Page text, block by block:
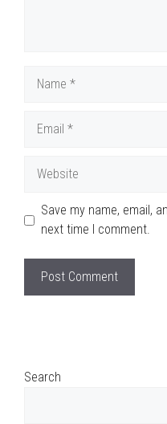
Save my name, email,
next time I comment.
Search